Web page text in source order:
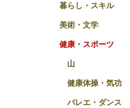
暮らし・スキル
美術・文学
健康・スポーツ
山
健康体操・気功
バレエ・ダンス